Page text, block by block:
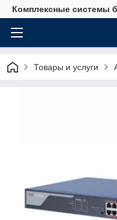
Комплексные системы
Товары и услуги